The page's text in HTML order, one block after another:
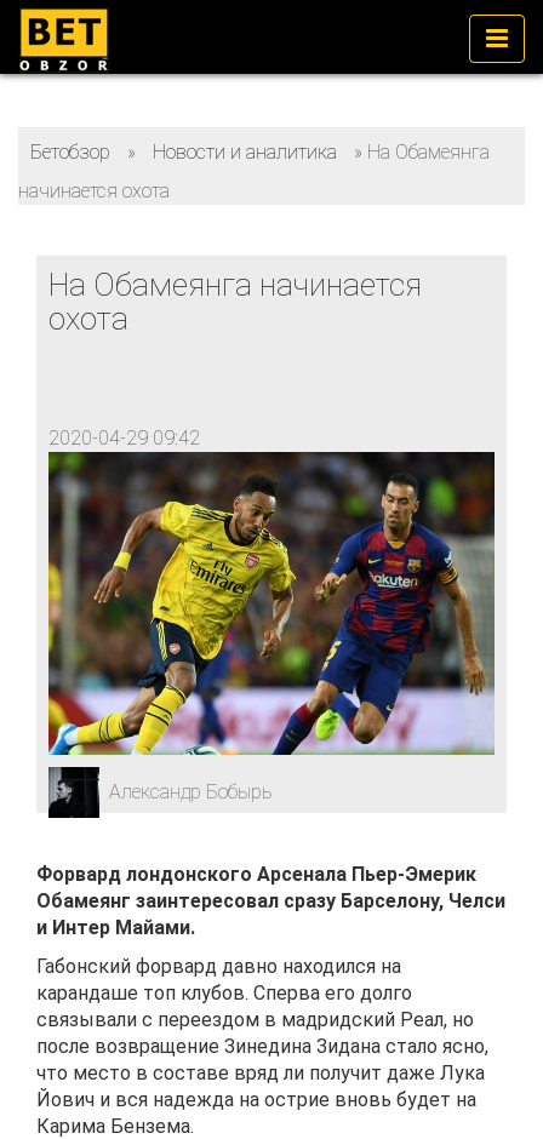
Бетобзор » Новости и аналитика » На Обамеянга
начинается охота
На Обамеянга начинается
охота
2020-04-29 09:42
Александр Бобырь
Форвард лондонского Арсенала Пьер-Эмерик
Обамеянг заинтересовал сразу Барселону, Челси
и Интер Майами.
Габонский форвард давно находился на
карандаше топ клубов. Сперва его долго
связывали с переездом в мадридский Реал, но
после возвращение Зинедина Зидана стало ясно,
что место в составе вряд ли получит даже Лука
Йович и вся надежда на острие вновь будет на
Карима Бензема.